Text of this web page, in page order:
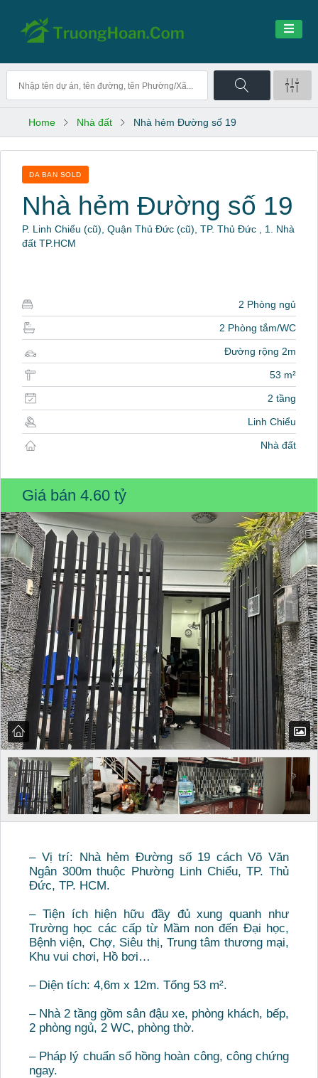
Home Nhà đất Nhà hẻm Đường số 19
DA BAN SOLD
Nhà hẻm Đường số 19
P. Linh Chiểu (cũ), Quận Thủ Đức (cũ), TP. Thủ Đức , 1. Nhà
đất TP.HCM
2 Phòng ngủ
2 Phòng tắm/WC
Đường rộng 2m
53 m²
2 tầng
Linh Chiểu
Nhà đất
Giá bán 4.60 tỷ
– Vị trí: Nhà hẻm Đường số 19 cách Võ Văn
Ngân 300m thuộc Phường Linh Chiểu, TP. Thủ
Đức, TP. HCM.
– Tiện ích hiện hữu đầy đủ xung quanh như
Trường học các cấp từ Mầm non đến Đại học,
Bệnh viện, Chợ, Siêu thị, Trung tâm thương mại,
Khu vui chơi, Hồ bơi…
– Diện tích: 4,6m x 12m. Tổng 53 m².
– Nhà 2 tầng gồm sân đậu xe, phòng khách, bếp,
2 phòng ngủ, 2 WC, phòng thờ.
– Pháp lý chuẩn sổ hồng hoàn công, công chứng
ngay.